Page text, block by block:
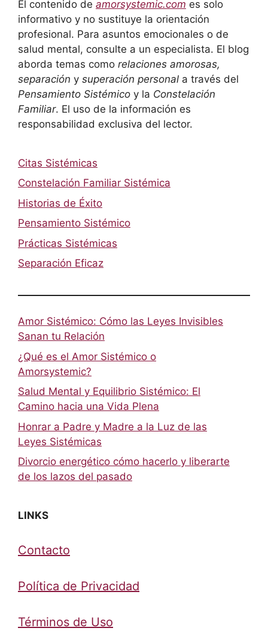
El contenido de amorsystemic.com es solo
informativo y no sustituye la orientación
profesional. Para asuntos emocionales o de
salud mental, consulte a un especialista. El blog
aborda temas como relaciones amorosas,
separación y superación personal a través del
Pensamiento Sistémico y la Constelación
Familiar. El uso de la información es
responsabilidad exclusiva del lector.
Citas Sistémicas
Constelación Familiar Sistémica
Historias de Éxito
Pensamiento Sistémico
Prácticas Sistémicas
Separación Eficaz
Amor Sistémico: Cómo las Leyes Invisibles
Sanan tu Relación
¿Qué es el Amor Sistémico o
Amorsystemic?
Salud Mental y Equilibrio Sistémico: El
Camino hacia una Vida Plena
Honrar a Padre y Madre a la Luz de las
Leyes Sistémicas
Divorcio energético cómo hacerlo y liberarte
de los lazos del pasado
LINKS
Contacto
Política de Privacidad
Términos de Uso